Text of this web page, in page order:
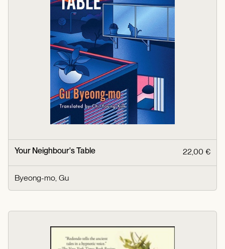
Your Neighbour's Table 22,00 €
Byeong-mo, Gu